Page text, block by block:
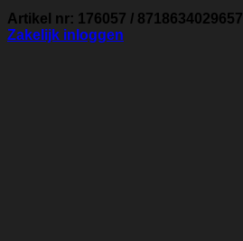
Artikel nr: 176057 / 8718634029657
Zakelijk inloggen